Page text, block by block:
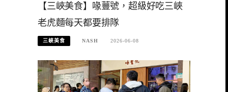
【三峽美食】喙蘴號，超級好吃三峽
老虎麵每天都要排隊
三峽美食 NASH 2026-06-08